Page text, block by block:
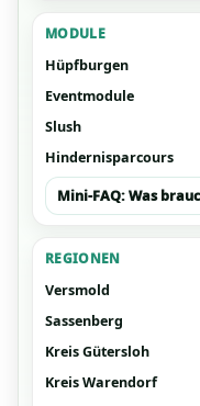
MODULE
Hüpfburgen
Eventmodule
Slush
Hindernisparcours
Mini-FAQ: Was
REGIONEN
Versmold
Sassenberg
Kreis Gütersloh
Kreis Warendorf